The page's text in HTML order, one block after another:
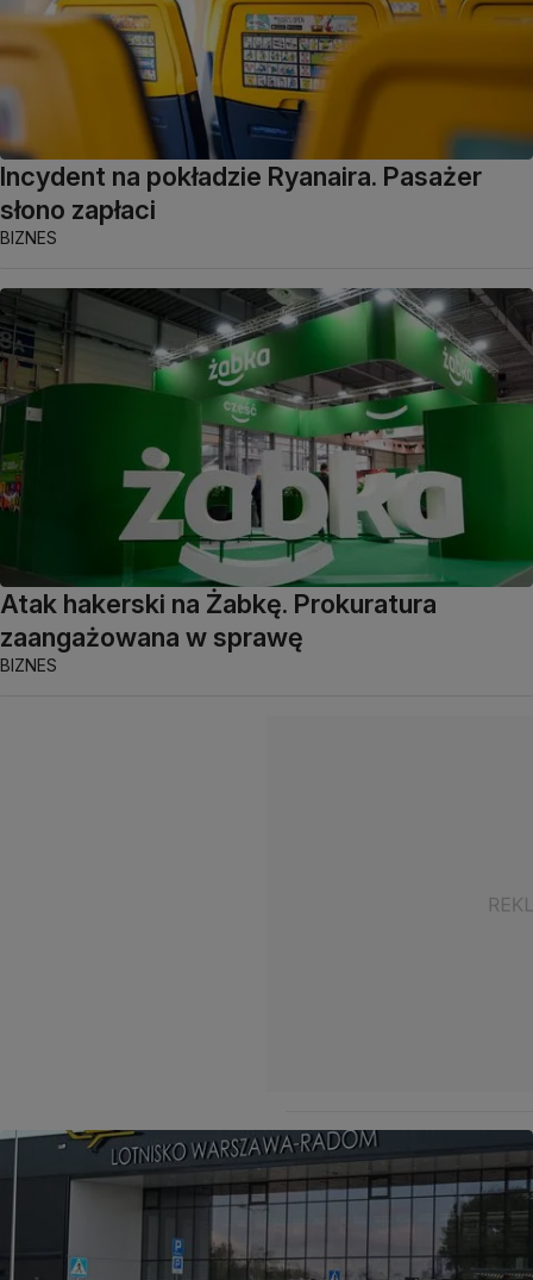
Incydent na pokładzie Ryanaira. Pasażer
słono zapłaci
BIZNES
Atak hakerski na Żabkę. Prokuratura
zaangażowana w sprawę
BIZNES